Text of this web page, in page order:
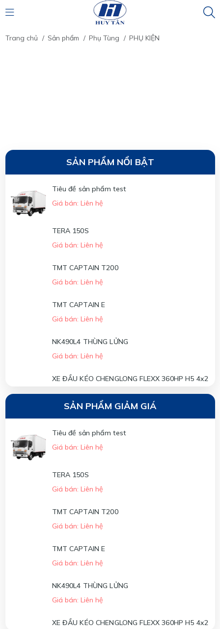
Trang chủ / Sản phẩm / Phụ Tùng / PHỤ KIỆN
SẢN PHẨM NỔI BẬT
Tiêu đề sản phẩm test
Giá bán: Liên hệ
TERA 150S
Giá bán: Liên hệ
TMT CAPTAIN T200
Giá bán: Liên hệ
TMT CAPTAIN E
Giá bán: Liên hệ
NK490L4 THÙNG LỬNG
Giá bán: Liên hệ
XE ĐẦU KÉO CHENGLONG FLEXX 360HP H5 4x2
Giá bán: Liên hệ
Giá bán: Liên hệ
XE ĐẦU KÉO CHENGLONG H5 270HP - 4x2
XE ĐẦU KÉO CHENGLONG H7 385HP POWER -
Giá bán: Liên hệ
(NÓC THẤP)
Giá bán: Liên hệ
SẢN PHẨM GIẢM GIÁ
Tiêu đề sản phẩm test
Giá bán: Liên hệ
TERA 150S
Giá bán: Liên hệ
TMT CAPTAIN T200
Giá bán: Liên hệ
TMT CAPTAIN E
Giá bán: Liên hệ
NK490L4 THÙNG LỬNG
Giá bán: Liên hệ
XE ĐẦU KÉO CHENGLONG FLEXX 360HP H5 4x2